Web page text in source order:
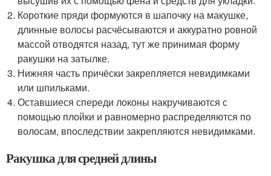
Короткие пряди формуются в шапочку на макушке,
длинные волосы расчёсываются и аккуратно ровной
массой отводятся назад, тут же принимая форму
ракушки на затылке.
Нижняя часть причёски закрепляется невидимками
или шпильками.
Оставшиеся спереди локоны накручиваются с
помощью плойки и равномерно распределяются по
волосам, впоследствии закрепляются невидимками.
Ракушка для средней длины